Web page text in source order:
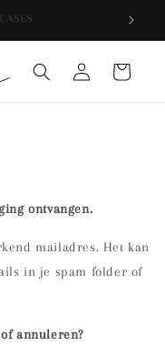
CASES
InloggenWinkelwagen
ontvangen.
mailadres. Het kan
in je spam folder of
annuleren?